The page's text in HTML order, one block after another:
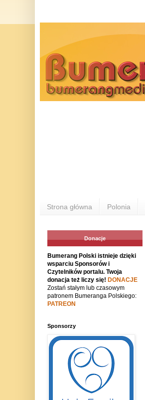
Strona główna Polonia
Donacje
Bumerang Polski istnieje dzięki
wsparciu Sponsorów i
Czytelników portalu. Twoja
donacja też liczy się! DONACJE
Zostań stałym lub czasowym
patronem Bumeranga Polskiego:
PATREON
Sponsorzy